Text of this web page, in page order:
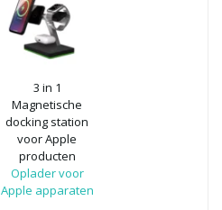
3 in 1
Magnetische
docking station
voor Apple
producten
Oplader voor
Apple apparaten